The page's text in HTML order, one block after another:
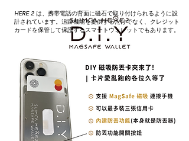
HERE 2 は、携帯電話の背面に磁石で取り付けられるように設
計されています。追跡機能を提供するだけでなく、クレジット
カードを保管して保護するスマートウォレットでもあります。